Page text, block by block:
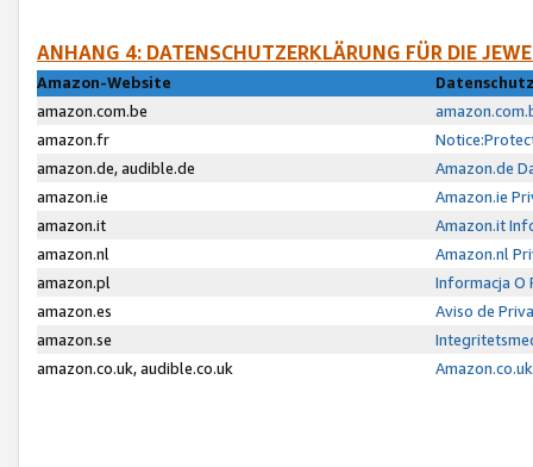
ANHANG 4: DATENSCHUTZERKLÄRUNG FÜR DIE
Amazon-Website
amazon.com.be
amazon.fr
amazon.de, audible.de
Amazon.de
amazon.ie
Amazon.ie
amazon.it
Amazon.it
amazon.nl
Amazon.nl
amazon.pl
Informacja O
amazon.es
Aviso de
amazon.se
amazon.co.uk, audible.co.uk